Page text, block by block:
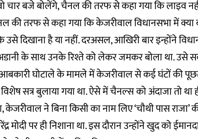
बजे बोलेंगे, चैनल की तरफ से कहा गया कि लाइव
की तरफ से कहा गया कि केजरीवाल विधानसभा में
उसे दिखाना है या नहीं. दरअसल, आखिरी बार इन्होंने
के साथ उनके रिश्ते को लेकर जमकर बोला था. उसे
आबकारी घोटाले के मामले में केजरीवाल से कई घंटों की
सत्र बुलाया गया था. ऐसे में चैनल्स को अंदाजा तो था
ने बिना किसी का नाम लिए ‘चौथी पास राजा’
मोदी पर ही निशाना था. इस दौरान उन्होंने खुद को